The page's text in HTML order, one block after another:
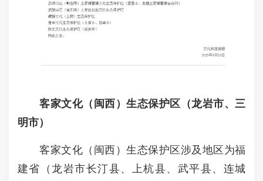
客家文化（闽西）生态保护区（龙岩市、三
明市）
客家文化（闽西）生态保护区涉及地区为福
建省（龙岩市长汀县、上杭县、武平县、连城